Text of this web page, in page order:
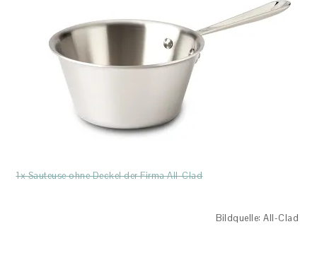
1x Sauteuse ohne Deckel der Firma All-Clad
Bildquelle: All-Clad